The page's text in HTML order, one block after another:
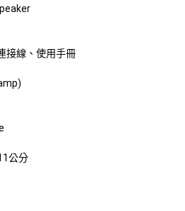
接線、使用手冊
公分